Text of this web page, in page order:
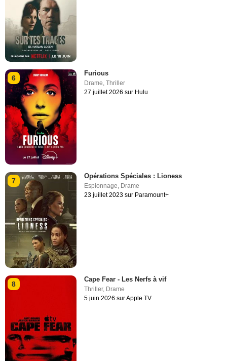
6
Furious
Drame,Thriller
27 juillet 2026 sur Hulu
7
Opérations Spéciales : Lioness
Espionnage, Drame
23 juillet 2023 sur Paramount+
8
Cape Fear - Les Nerfs à vif
Thriller, Drame
5 juin 2026 sur Apple TV